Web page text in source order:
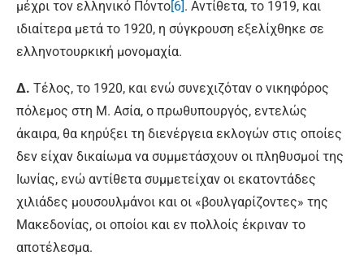
μέχρι τον ελληνικό Πόντο[6]. Αντίθετα, το 1919, και
ιδιαίτερα μετά το 1920, η σύγκρουση εξελίχθηκε σε
ελληνοτουρκική μονομαχία.
Δ. Τέλος, το 1920, και ενώ συνεχιζόταν ο νικηφόρος
πόλεμος στη Μ. Ασία, ο πρωθυπουργός, εντελώς
άκαιρα, θα κηρύξει τη διενέργεια εκλογών στις οποίες
δεν είχαν δικαίωμα να συμμετάσχουν οι πληθυσμοί της
Ιωνίας, ενώ αντίθετα συμμετείχαν οι εκατοντάδες
χιλιάδες μουσουλμάνοι και οι «βουλγαρίζοντες» της
Μακεδονίας, οι οποίοι και εν πολλοίς έκριναν το
αποτέλεσμα.